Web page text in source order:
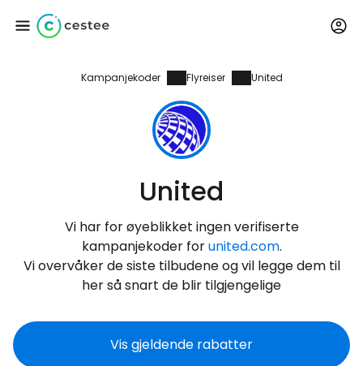
Kampanjekoder Flyreiser United
United
Vi har for øyeblikket ingen verifiserte
kampanjekoder forunited.com.
Vi overvåker de siste tilbudene og vil legge dem til
her så snart de blir tilgjengelige
Vis gjeldende rabatter
Logg inn på Cestee
... det verdensomspennende
reisefellesskapet
Fortsett med Google
Fortsett med Facebook